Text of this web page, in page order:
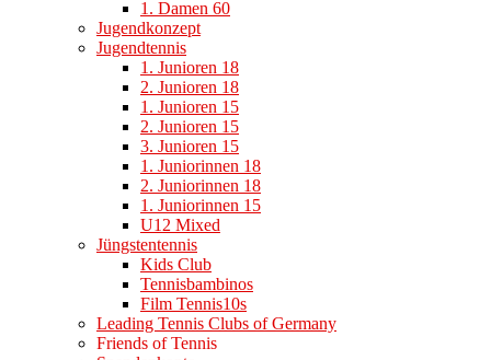
1. Damen 60
Jugendkonzept
Jugendtennis
1. Junioren 18
2. Junioren 18
1. Junioren 15
2. Junioren 15
3. Junioren 15
1. Juniorinnen 18
2. Juniorinnen 18
1. Juniorinnen 15
U12 Mixed
Jüngstentennis
Kids Club
Tennisbambinos
Film Tennis10s
Leading Tennis Clubs of Germany
Friends of Tennis